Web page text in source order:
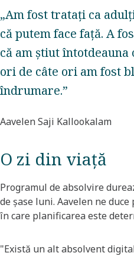
„Am fost tratați ca
că putem face față. A
că am știut
ori de câte ori am fost
îndrumare.”
Aavelen Saji Kallookalam
O zi din viață
Programul de absolvire
de șase luni. Aavelen ne
în care planificarea este
"Există un alt absolvent